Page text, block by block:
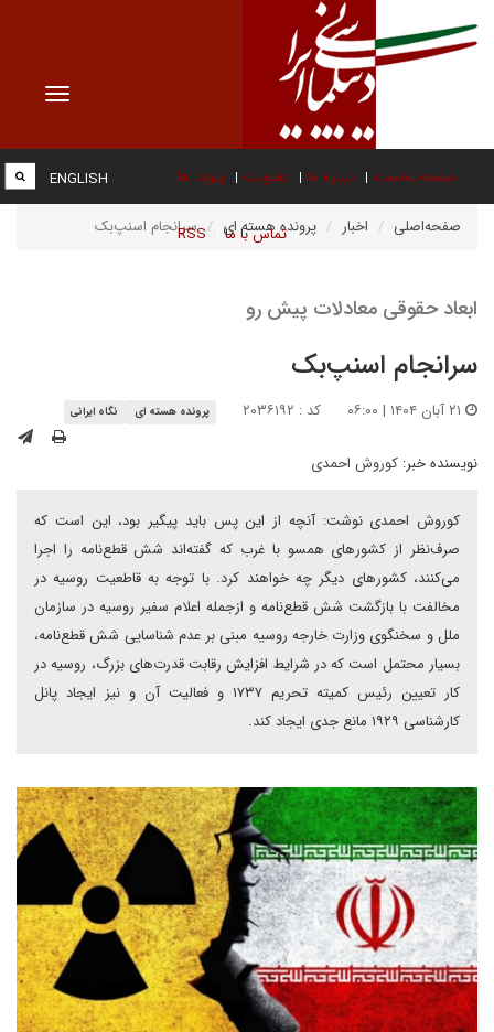
Toggle
صفحه نخست درباره ما عضویت پیوند ها
تماس با ما RSS
ENGLISH
صفحه‌اصلی اخبار پرونده هسته ای سرانجام اسنپ‌بک
ابعاد حقوقی معادلات پیش رو
سرانجام اسنپ‌بک
کد : ۲۰۳۶۱۹۲ پرونده هسته ای نگاه ایرانی
نویسنده خبر: کوروش احمدی
کوروش احمدی نوشت: آنچه ‌از این پس باید پیگیر بود، این است که
صرف‌نظر از کشورهای همسو با غرب که گفته‌اند شش قطع‌نامه را اجرا
می‌کنند، کشورهای دیگر چه خواهند کرد. با توجه به قاطعیت روسیه در
مخالفت با بازگشت شش قطع‌نامه و ازجمله اعلام سفیر روسیه در سازمان
ملل و سخنگوی وزارت خارجه روسیه مبنی بر عدم شناسایی شش قطع‌نامه،
بسیار محتمل است که در شرایط افزایش رقابت قدرت‌های بزرگ، روسیه در
کار تعیین رئیس کمیته تحریم ۱۷۳۷ و فعالیت آن و نیز ایجاد پانل
کارشناسی ۱۹۲۹ مانع جدی ایجاد کند.